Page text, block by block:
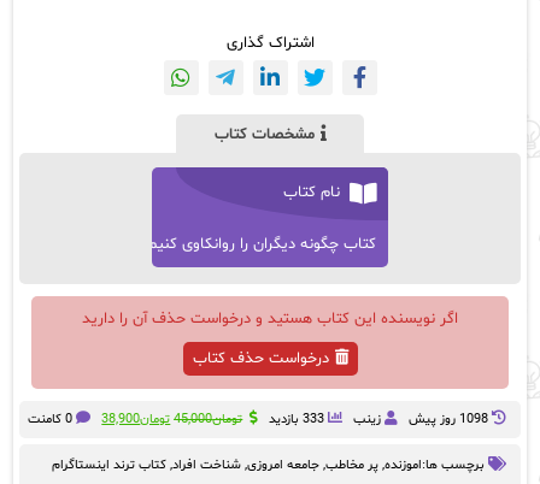
اشتراک گذاری
مشخصات کتاب
نام کتاب
کتاب چگونه دیگران را روانکاوی کنیم
اگر نویسنده این کتاب هستید و درخواست حذف آن را دارید
درخواست حذف کتاب
1098 روز پيش زینب 333 بازدید تومان45,000 قیمت
بود.
تومان38,900قیمت
تومان38,900.
0 کامنت
برچسب ها:اموزنده, پر مخاطب, جامعه امروزی, شناخت افراد, کتاب ترند اینستاگرام